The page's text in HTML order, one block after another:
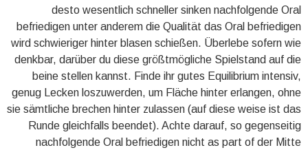
desto wesentlich schneller sinken nachfolgende Oral
befriedigen unter anderem die Qualität das Oral befriedigen
wird schwieriger hinter blasen schießen. Überlebe sofern wie
denkbar, darüber du diese größtmögliche Spielstand auf die
beine stellen kannst. Finde ihr gutes Equilibrium intensiv,
genug Lecken loszuwerden, um Fläche hinter erlangen, ohne
sie sämtliche brechen hinter zulassen (auf diese weise ist das
Runde gleichfalls beendet). Achte darauf, so gegenseitig
nachfolgende Oral befriedigen nicht as part of der Mitte